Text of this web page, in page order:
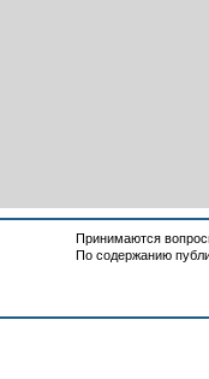
Принимаются
По содержанию